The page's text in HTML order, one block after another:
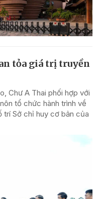
tỏa giá trị truyền
Chư A Thai phối hợp với
tổ chức hành trình về
trí Sở chỉ huy cơ bản của